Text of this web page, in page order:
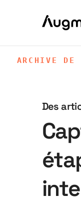
ARCHIVE DE
Des